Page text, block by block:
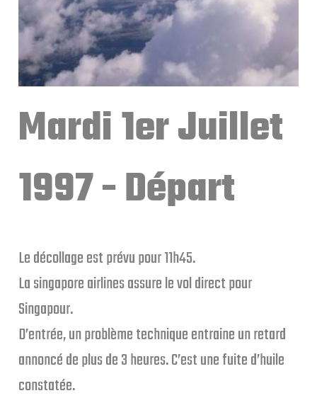
Mardi 1er Juillet
1997 - Départ
Le décollage est prévu pour 11h45.
La singapore airlines assure le vol direct pour
Singapour.
D’entrée, un problème technique entraine un retard
annoncé de plus de 3 heures. C’est une fuite d’huile
constatée.